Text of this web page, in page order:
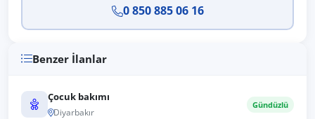
0 850 885 06 16
Benzer İlanlar
Çocuk bakımı
Diyarbakır
Gündüzlü